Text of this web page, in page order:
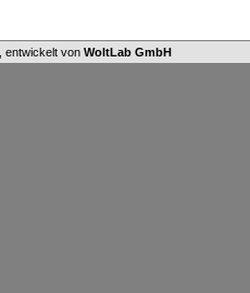
, entwickelt von WoltLab GmbH